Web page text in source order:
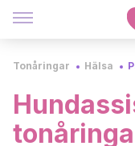
Tonåringar Hälsa